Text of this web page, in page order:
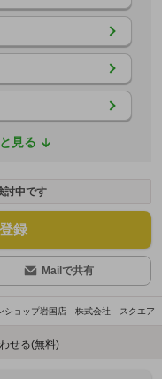
見る
討中です
録
Mailで共有
ショップ岩国店 株式会社 スクエア
せる(無料)